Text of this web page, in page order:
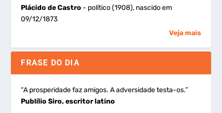
Plácido de Castro - político (1908), nascido em
09/12/1873
Veja mais
FRASE DO DIA
“A prosperidade faz amigos. A adversidade testa-os.”
Publílio Siro, escritor latino